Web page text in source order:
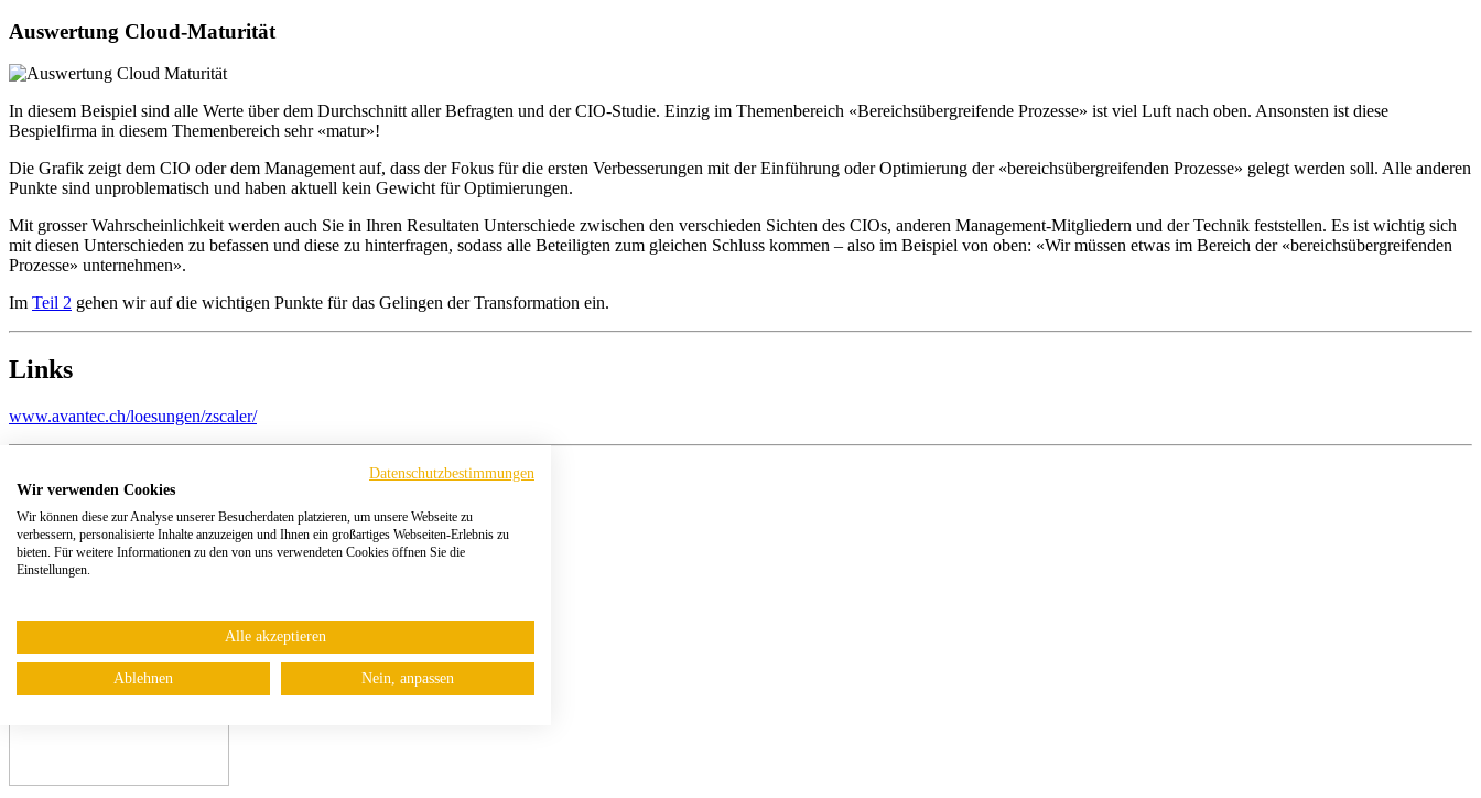
Auswertung Cloud-Maturität
In diesem Beispiel sind alle Werte über dem Durchschnitt aller Befragten und der CIO-Studie. Einzig im Themenbereich «Bereichsübergreifende Prozesse» ist viel Luft nach oben. Ansonsten ist diese
Bespielfirma in diesem Themenbereich sehr «matur»!
Die Grafik zeigt dem CIO oder dem Management auf, dass der Fokus für die ersten Verbesserungen mit der Einführung oder Optimierung der «bereichsübergreifenden Prozesse» gelegt werden soll. Alle anderen
Punkte sind unproblematisch und haben aktuell kein Gewicht für Optimierungen.
Mit grosser Wahrscheinlichkeit werden auch Sie in Ihren Resultaten Unterschiede zwischen den verschieden Sichten des CIOs, anderen Management-Mitgliedern und der Technik feststellen. Es ist wichtig sich
mit diesen Unterschieden zu befassen und diese zu hinterfragen, sodass alle Beteiligten zum gleichen Schluss kommen – also im Beispiel von oben: «Wir müssen etwas im Bereich der «bereichsübergreifenden
Prozesse» unternehmen».
Im Teil 2 gehen wir auf die wichtigen Punkte für das Gelingen der Transformation ein.
Links
www.avantec.ch/loesungen/zscaler/
Datenschutzbestimmungen
Wir verwenden Cookies
Wir können diese zur Analyse unserer Besucherdaten platzieren, um unsere Webseite zu
verbessern, personalisierte Inhalte anzuzeigen und Ihnen ein großartiges Webseiten-Erlebnis zu
bieten. Für weitere Informationen zu den von uns verwendeten Cookies öffnen Sie die
Einstellungen.
Alle akzeptieren
Ablehnen Nein, anpassen